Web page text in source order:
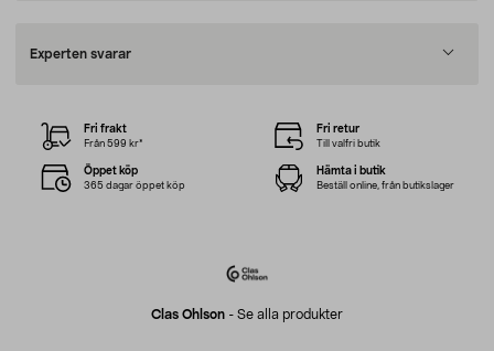
Experten svarar
Clas Ohlson - Se alla produkter
Fri frakt
Från 599 kr*
Fri retur
Till valfri butik
Öppet köp
365 dagar öppet köp
Hämta i butik
Beställ online, från butikslager